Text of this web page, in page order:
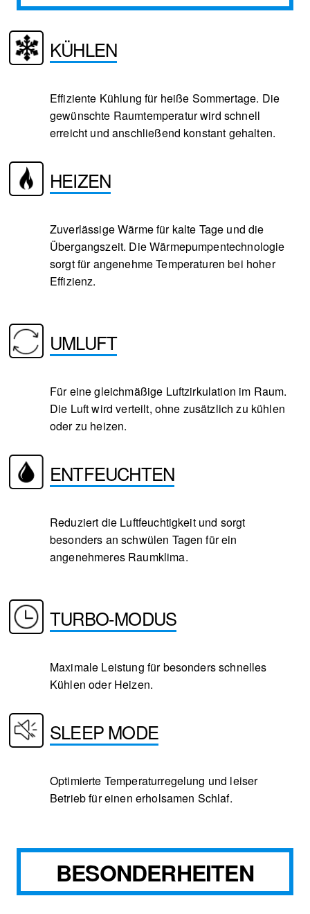
KÜHLEN
Effiziente Kühlung für heiße Sommertage. Die
gewünschte Raumtemperatur wird schnell
erreicht und anschließend konstant gehalten.
HEIZEN
Zuverlässige Wärme für kalte Tage und die
Übergangszeit. Die Wärmepumpentechnologie
sorgt für angenehme Temperaturen bei hoher
Effizienz.
UMLUFT
Für eine gleichmäßige Luftzirkulation im Raum.
Die Luft wird verteilt, ohne zusätzlich zu kühlen
oder zu heizen.
ENTFEUCHTEN
Reduziert die Luftfeuchtigkeit und sorgt
besonders an schwülen Tagen für ein
angenehmeres Raumklima.
TURBO-MODUS
Maximale Leistung für besonders schnelles
Kühlen oder Heizen.
SLEEP MODE
Optimierte Temperaturregelung und leiser
Betrieb für einen erholsamen Schlaf.
BESONDERHEITEN